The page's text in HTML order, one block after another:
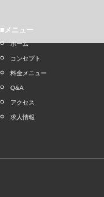
■メニュー
ホーム
コンセプト
料金メニュー
Q&A
アクセス
求人情報